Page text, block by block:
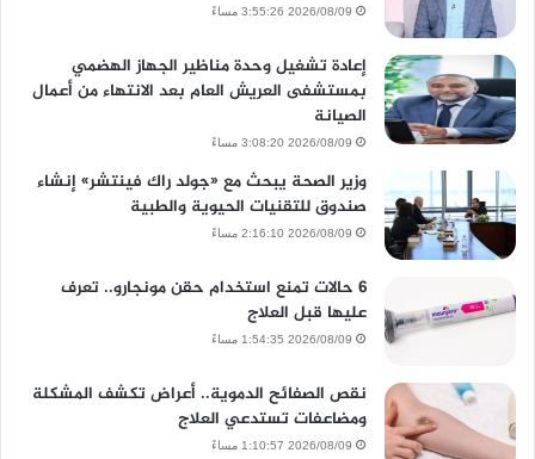
2026/08/09 3:55:26 مساءً
إعادة تشغيل وحدة مناظير الجهاز الهضمي
بمستشفى العريش العام بعد الانتهاء من أعمال
الصيانة
2026/08/09 3:08:20 مساءً
وزير الصحة يبحث مع «جولد راك فينتشر» إنشاء
صندوق للتقنيات الحيوية والطبية
2026/08/09 2:16:10 مساءً
6 حالات تمنع استخدام حقن مونجارو.. تعرف
عليها قبل العلاج
2026/08/09 1:54:35 مساءً
نقص الصفائح الدموية.. أعراض تكشف المشكلة
ومضاعفات تستدعي العلاج
2026/08/09 1:10:57 مساءً